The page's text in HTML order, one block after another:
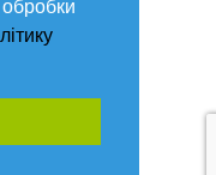
обробки